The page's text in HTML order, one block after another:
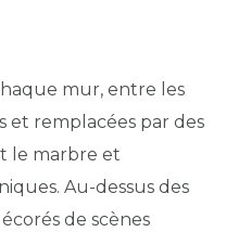
mur, entre les
et remplacées par des
le marbre et
Au-dessus des
de scènes